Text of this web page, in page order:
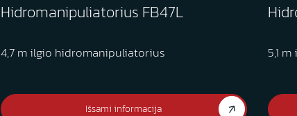
Hidromanipuliatorius FB47L
4,7 m ilgio hidromanipuliatorius
Išsami informacija
5,1